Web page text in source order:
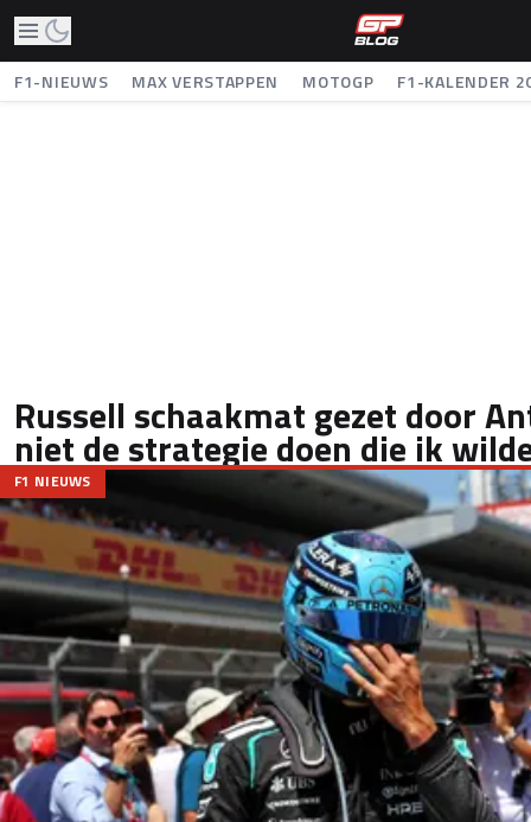
F1-NIEUWS MAX VERSTAPPEN MOTOGP F1-KALENDER
Russell schaakmat gezet door
niet de strategie doen die ik
F1 NIEUWS